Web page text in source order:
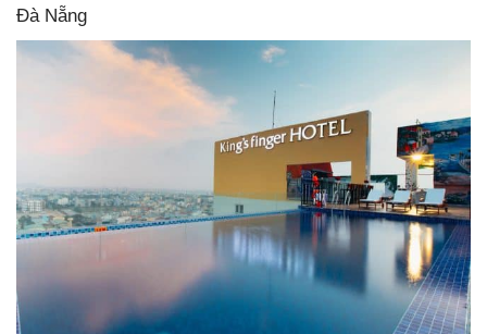
Đà Nẵng